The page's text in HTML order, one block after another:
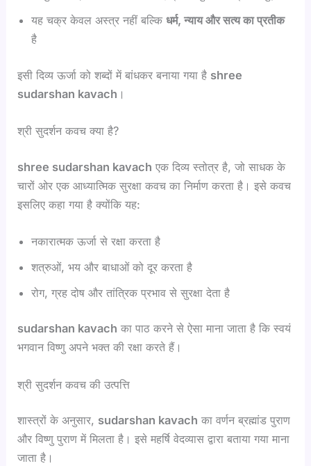
यह चक्र केवल अस्त्र नहीं बल्किधर्म, न्याय और सत्य का प्रतीक
है
इसी दिव्य ऊर्जा को शब्दों में बांधकर बनाया गया है shree
sudarshan kavach ।
श्री सुदर्शन कवच क्या है?
shree sudarshan kavach एक दिव्य स्तोत्र है, जो साधक के
चारों ओर एक आध्यात्मिक सुरक्षा कवच का निर्माण करता है। इसे कवच
इसलिए कहा गया है क्योंकि यह:
नकारात्मक ऊर्जा से रक्षा करता है
शत्रुओं, भय और बाधाओं को दूर करता है
रोग, ग्रह दोष और तांत्रिक प्रभाव से सुरक्षा देता है
sudarshan kavach का पाठ करने से ऐसा माना जाता है कि स्वयं
भगवान विष्णु अपने भक्त की रक्षा करते हैं।
श्री सुदर्शन कवच की उत्पत्ति
शास्त्रों के अनुसार, sudarshan kavach का वर्णन ब्रह्मांड पुराण
और विष्णु पुराण में मिलता है। इसे महर्षि वेदव्यास द्वारा बताया गया माना
जाता है।